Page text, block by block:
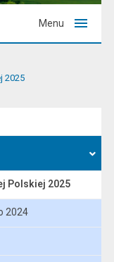
Menu
2025
Polskiej 2025
2024